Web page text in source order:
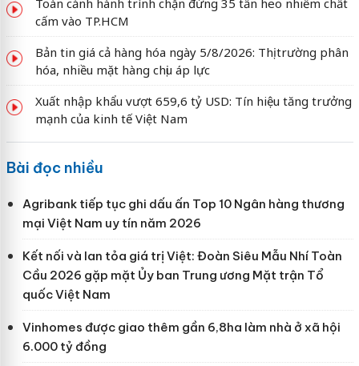
cấm vào TP.HCM
Bản tin giá cả hàng hóa ngày 5/8/2026: Thị trường phân
hóa, nhiều mặt hàng chịu áp lực
Xuất nhập khẩu vượt 659,6 tỷ USD: Tín hiệu tăng trưởng
mạnh của kinh tế Việt Nam
Bài đọc nhiều
Agribank tiếp tục ghi dấu ấn Top 10 Ngân hàng thương
mại Việt Nam uy tín năm 2026
Kết nối và lan tỏa giá trị Việt: Đoàn Siêu Mẫu Nhí Toàn
Cầu 2026 gặp mặt Ủy ban Trung ương Mặt trận Tổ
quốc Việt Nam
Vinhomes được giao thêm gần 6,8ha làm nhà ở xã hội
6.000 tỷ đồng